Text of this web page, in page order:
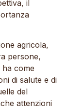
il
agricola,
persone,
ha come
di salute e di
del
attenzioni